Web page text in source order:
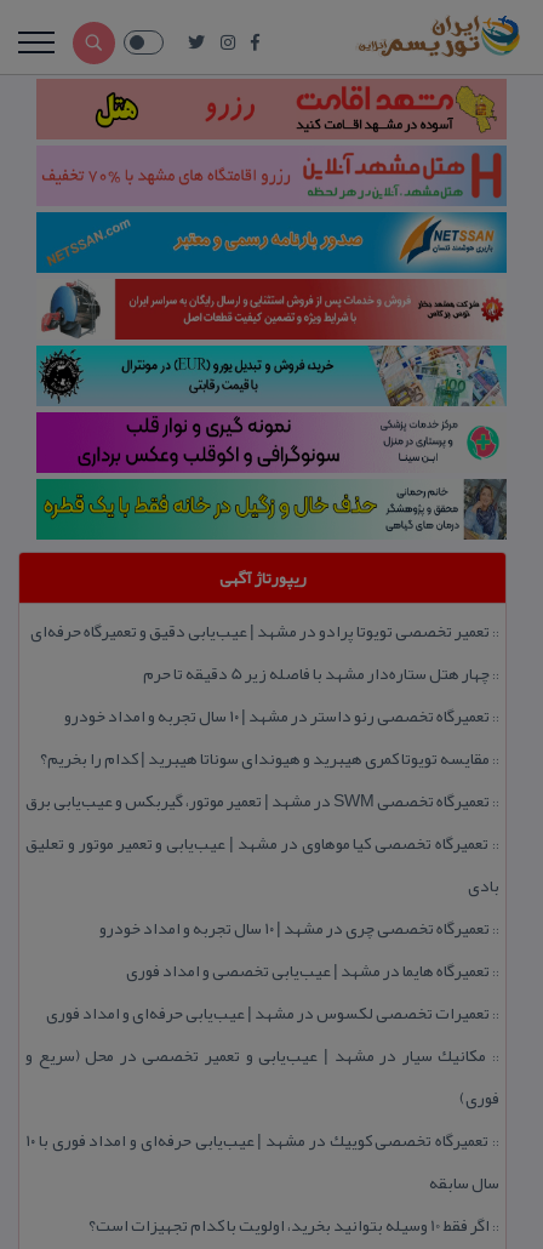
ریپورتاژ آگهی
:: تعمیر تخصصی تویوتا پرادو در مشهد | عیب‌یابی دقیق و تعمیرگاه حرفه‌ای
::چهار هتل‌ ستاره‌دار مشهد با فاصله زیر 5 دقیقه تا حرم
:: تعمیرگاه تخصصی رنو داستر در مشهد | ۱۰ سال تجربه و امداد خودرو
:: مقایسه تویوتا كمری هیبرید و هیوندای سوناتا هیبرید | كدام را بخریم؟
:: تعمیرگاه تخصصی SWM در مشهد | تعمیر موتور، گیربكس و عیب‌یابی برق
:: تعمیرگاه تخصصی كیا موهاوی در مشهد | عیب‌یابی و تعمیر موتور و تعلیق
بادی
:: تعمیرگاه تخصصی چری در مشهد | ۱۰ سال تجربه و امداد خودرو
:: تعمیرگاه هایما در مشهد | عیب‌یابی تخصصی و امداد فوری
:: تعمیرات تخصصی لكسوس در مشهد | عیب‌یابی حرفه‌ای و امداد فوری
:: مكانیك سیار در مشهد | عیب‌یابی و تعمیر تخصصی در محل (سریع و
فوری)
::
تعمیرگاه تخصصی كوییك در مشهد | عیب‌یابی حرفه‌ای و امداد فوری با ۱۰
سال سابقه
:: اگر فقط 10 وسیله بتوانید بخرید، اولویت با كدام تجهیزات است؟